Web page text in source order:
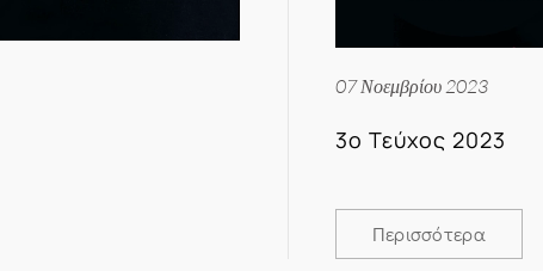
07 Νοεμβρίου 2023
3ο Τεύχος 2023
Περισσότερα